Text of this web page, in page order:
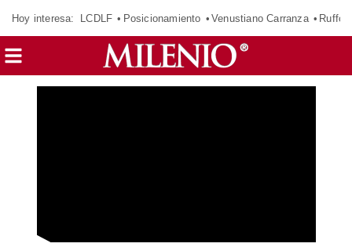
Hoy interesa: LCDLF Posicionamiento Venustiano Carranza Ruffo